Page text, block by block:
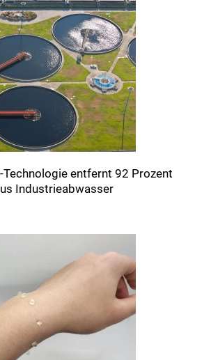
Technologie entfernt 92 Prozent
Industrieabwasser